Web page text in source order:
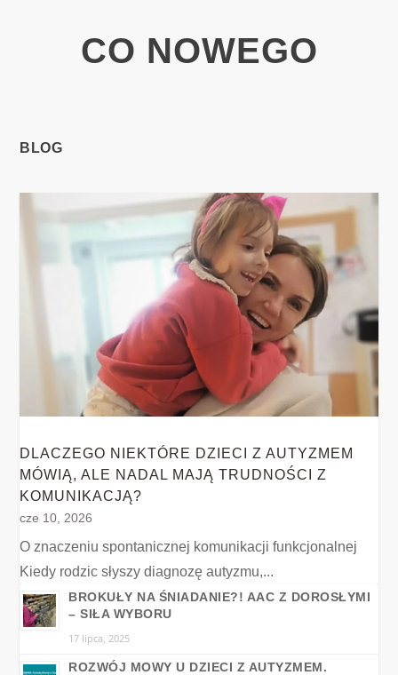
CO NOWEGO
BLOG
DLACZEGO NIEKTÓRE DZIECI Z AUTYZMEM
MÓWIĄ, ALE NADAL MAJĄ TRUDNOŚCI Z
KOMUNIKACJĄ?
cze 10, 2026
O znaczeniu spontanicznej komunikacji funkcjonalnej
Kiedy rodzic słyszy diagnozę autyzmu,...
BROKUŁY NA ŚNIADANIE?! AAC Z DOROSŁYMI
– SIŁA WYBORU
17 lipca, 2025
ROZWÓJ MOWY U DZIECI Z AUTYZMEM.